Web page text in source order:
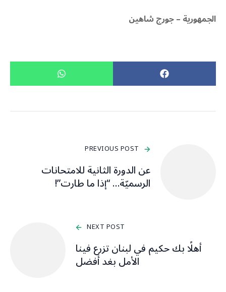
الجمهورية – جورج شاهين
PREVIOUS POST
عن الدورة الثانية للامتحانات
الرسميّة… “إذا ما طارت”!
NEXT POST
أهلًا بك حكيم في لبنان تزرع فينا
الأمل بغد أفضل